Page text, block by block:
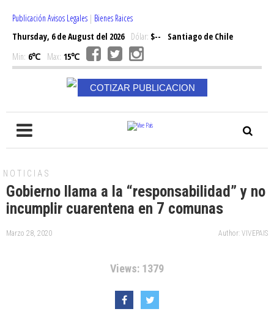
Publicación Avisos Legales | Bienes Raices
Thursday, 6 de August del 2026Dólar: $--
Santiago de Chile
Min: 6℃ Max: 15℃
COTIZAR PUBLICACION
NOTICIAS
Gobierno llama a la “responsabilidad” y no
incumplir cuarentena en 7 comunas
Marzo 28, 2020 Author: VIVEPAIS
Views: 1379